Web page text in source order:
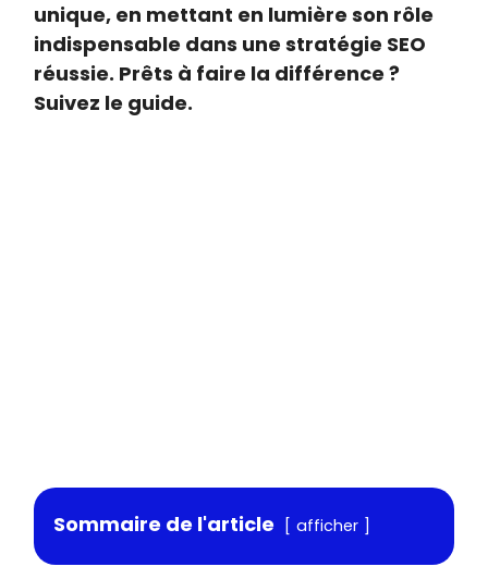
unique, en mettant en lumière son rôle
indispensable dans une stratégie SEO
réussie. Prêts à faire la différence ?
Suivez le guide.
Sommaire de l'article afficher